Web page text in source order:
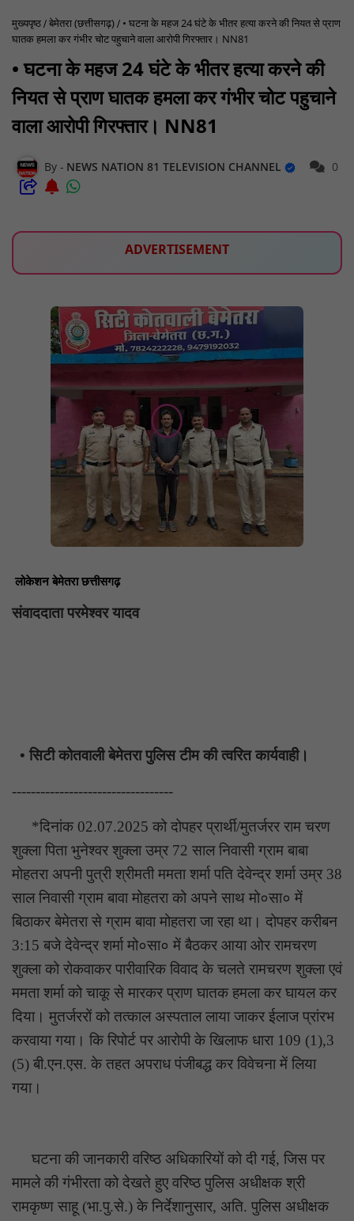
मुख्यपृष्ठ बेमेतरा (छत्तीसगढ़)
• घटना के महज 24 घंटे के भीतर हत्या करने की नियत से प्राण
घातक हमला कर गंभीर चोट पहुचाने वाला आरोपी गिरफ्तार। NN81
• घटना के महज 24 घंटे के भीतर हत्या करने की
नियत से प्राण घातक हमला कर गंभीर चोट पहुचाने
वाला आरोपी गिरफ्तार। NN81
NEWS NATION 81 TELEVISION CHANNEL 0
ADVERTISEMENT
लोकेशन बेमेतरा छत्तीसगढ़
संवाददाता परमेश्वर यादव
• सिटी कोतवाली बेमेतरा पुलिस टीम की त्वरित कार्यवाही।
----------------------------------
*दिनांक 02.07.2025 को दोपहर प्रार्थी/मुतर्जरर राम चरण
शुक्ला पिता भुनेश्वर शुक्ला उम्र 72 साल निवासी ग्राम बाबा
मोहतरा अपनी पुत्री श्रीमती ममता शर्मा पति देवेन्द्र शर्मा उम्र 38
साल निवासी ग्राम बावा मोहतरा को अपने साथ मो०सा० में
बिठाकर बेमेतरा से ग्राम बावा मोहतरा जा रहा था। दोपहर करीबन
3:15 बजे देवेन्द्र शर्मा मो०सा० में बैठकर आया ओर रामचरण
शुक्ला को रोकवाकर पारीवारिक विवाद के चलते रामचरण शुक्ला एवं
ममता शर्मा को चाकू से मारकर प्राण घातक हमला कर घायल कर
दिया। मुतर्जररों को तत्काल अस्पताल लाया जाकर ईलाज प्रांरभ
करवाया गया। कि रिपोर्ट पर आरोपी के खिलाफ धारा 109 (1),3
(5) बी.एन.एस. के तहत अपराध पंजीबद्ध कर विवेचना में लिया
गया।
घटना की जानकारी वरिष्ठ अधिकारियों को दी गई, जिस पर
मामले की गंभीरता को देखते हुए वरिष्ठ पुलिस अधीक्षक श्री
रामकृष्ण साहू (भा.पु.से.) के निर्देशानुसार, अति. पुलिस अधीक्षक